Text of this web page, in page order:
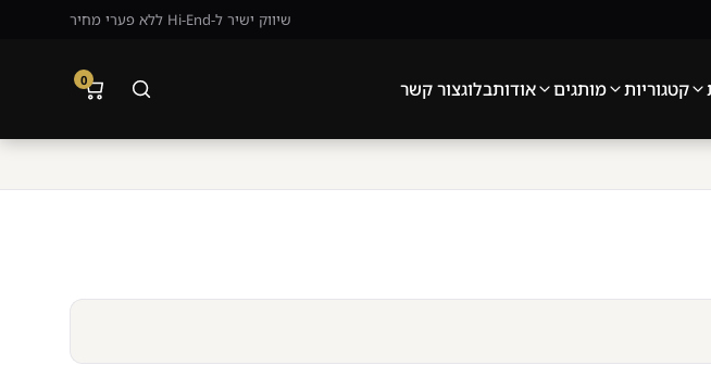
שיווק ישיר ל-Hi-End ללא פערי מחיר
קטגוריות מותגים אודותבלוגצור קשר 0